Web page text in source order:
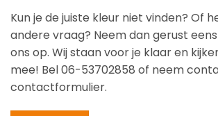
Kun je de juiste kleur niet vinden? Of
andere vraag? Neem dan gerust
ons op. Wij staan voor je klaar en
mee! Bel 06-53702858 of neem
contactformulier.